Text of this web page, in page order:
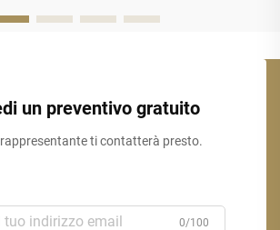
un preventivo gratuito
ti contatterà presto.
0/100